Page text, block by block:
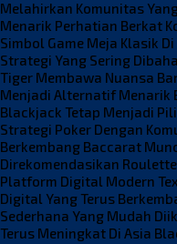
Melahirkan Komunitas
Menarik Perhatian Berkat
Simbol Game Meja Klasik
Strategi Yang Sering
Tiger Membawa Nuansa
Menjadi Alternatif Menarik
Blackjack Tetap Menjadi
Strategi Poker Dengan
Berkembang Baccarat
Direkomendasikan
Platform Digital Modern
Digital Yang Terus
Sederhana Yang Mudah
Terus Meningkat Di Asia